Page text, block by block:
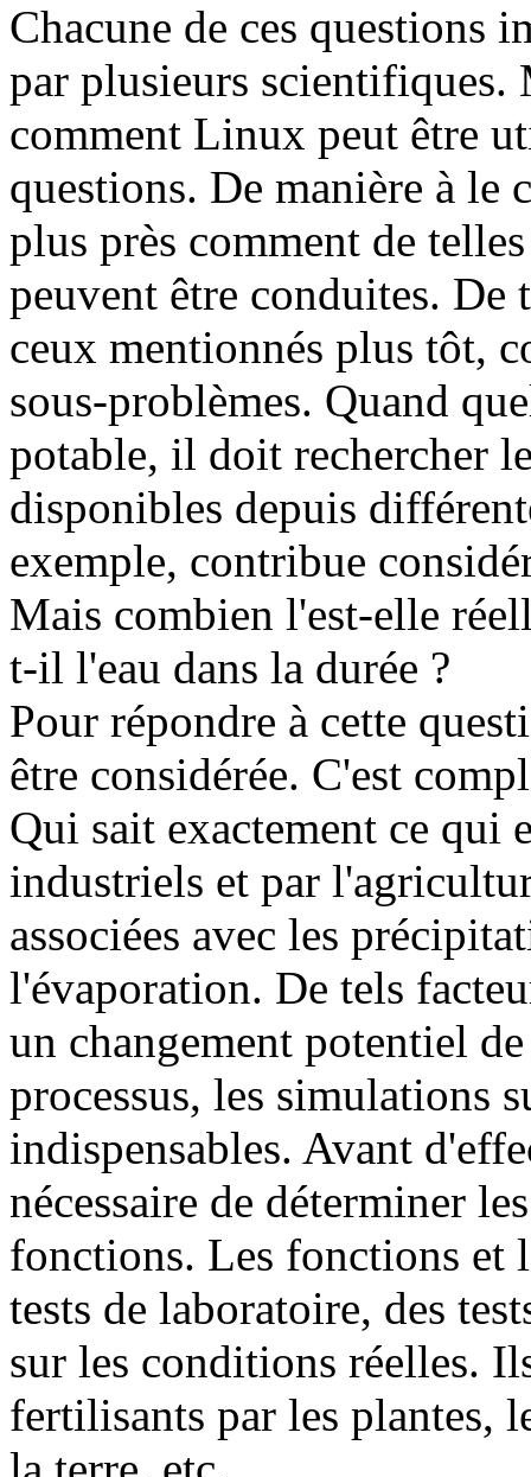
Chacune de ces questions
par plusieurs scientifiques.
comment Linux peut être
questions. De manière à le
plus près comment de
peuvent être conduites. De
ceux mentionnés plus tôt,
sous-problèmes. Quand
potable, il doit rechercher
disponibles depuis
exemple, contribue
Mais combien l'est-elle
t-il l'eau dans la durée ?
Pour répondre à cette
être considérée. C'est
Qui sait exactement ce qui
industriels et par
associées avec les
l'évaporation. De tels
un changement potentiel
processus, les simulations
indispensables. Avant
nécessaire de déterminer
fonctions. Les fonctions et
tests de laboratoire, des
sur les conditions réelles.
fertilisants par les plantes,